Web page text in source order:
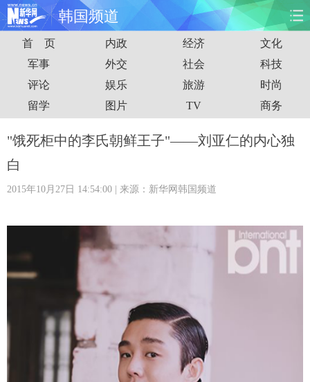
韩国频道
首页 时政 国际 财经
娱乐 体育 人事 教育
时尚 思客 地方 法治
科技 能源 房产
图片 视频 彩票 食品
旅游 健康
公益
富媒体 摄影
新华电视中文 新华电视英文
首 页 内政 经济
文化
军事
外交 社会
科技
评论
娱乐 旅游
时尚
留学
图片 TV 商务
"饿死柜中的李氏朝鲜王子"——刘亚仁的内心独
白
2015年10月27日 14:54:00 | 来源：新华网韩国频道